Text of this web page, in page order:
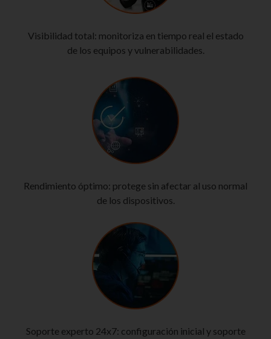
Visibilidad total: monitoriza en tiempo real el estado
de los equipos y vulnerabilidades.
Rendimiento óptimo: protege sin afectar al uso normal
de los dispositivos.
Soporte experto 24x7: configuración inicial y soporte